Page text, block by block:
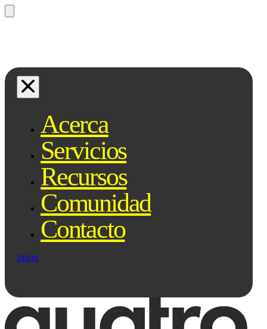
Acerca
Servicios
Recursos
Comunidad
Contacto
Inicio